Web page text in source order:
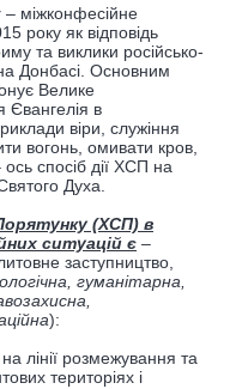
– міжконфесійне
року як відповідь
та виклики російсько-
Донбасі. Основним
Велике
Євангелія в
віри, служіння
вогонь, омивати кров,
спосіб дії ХСП на
Духа.
(ХСП) в
ситуацій є –
заступництво,
гуманітарна,
):
лінії розмежування та
територіях і